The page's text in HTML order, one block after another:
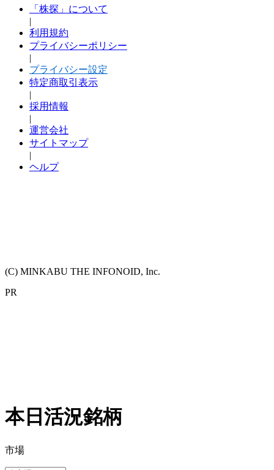
「株探」について
|
利用規約
プライバシーポリシー
|
プライバシー設定
特定商取引表示
|
採用情報
|
運営会社
サイトマップ
|
ヘルプ
(C) MINKABU THE INFONOID, Inc.
PR
本日活況銘柄
市場